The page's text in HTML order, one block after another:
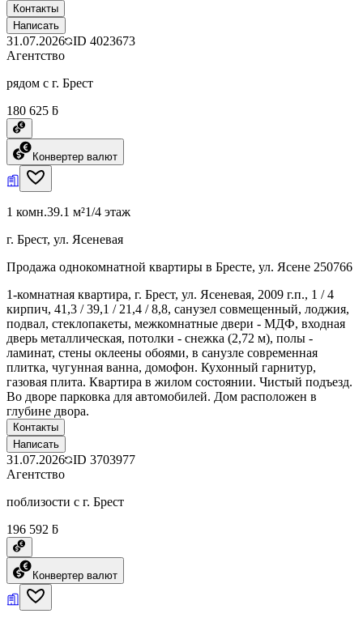
Контакты
Написать
31.07.2026 ID 4023673
Агентство
рядом с г. Брест
180 625 ƃ
Конвертер валют
1 комн.39.1 м²1/4 этаж
г. Брест, ул. Ясеневая
Продажа однокомнатной квартиры в Бресте, ул. Ясене 250766
1-комнатная квартира, г. Брест, ул. Ясеневая, 2009 г.п., 1 / 4
кирпич, 41,3 / 39,1 / 21,4 / 8,8, санузел совмещенный, лоджия,
подвал, стеклопакеты, межкомнатные двери - МДФ, входная
дверь металлическая, потолки - снежка (2,72 м), полы -
ламинат, стены оклеены обоями, в санузле современная
плитка, чугунная ванна, домофон. Кухонный гарнитур,
газовая плита. Квартира в жилом состоянии. Чистый подъезд.
Во дворе парковка для автомобилей. Дом расположен в
глубине двора.
Контакты
Написать
31.07.2026 ID 3703977
Агентство
поблизости с г. Брест
196 592 ƃ
Конвертер валют